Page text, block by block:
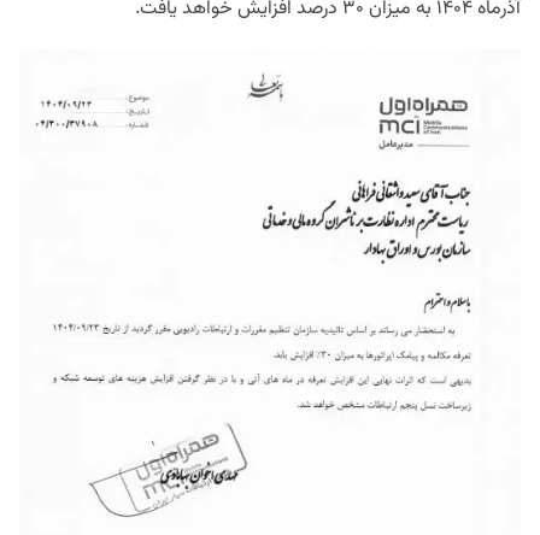
آذرماه ۱۴۰۴ به میزان ۳۰ درصد افزایش خواهد یافت.